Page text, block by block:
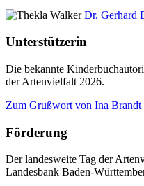
Dr. Gerhard
Unterstützerin
Die bekannte
der Artenvielfalt 2026.
Zum Grußwort von Ina Brandt
Förderung
Der landesweite Tag der
Landesbank Baden-